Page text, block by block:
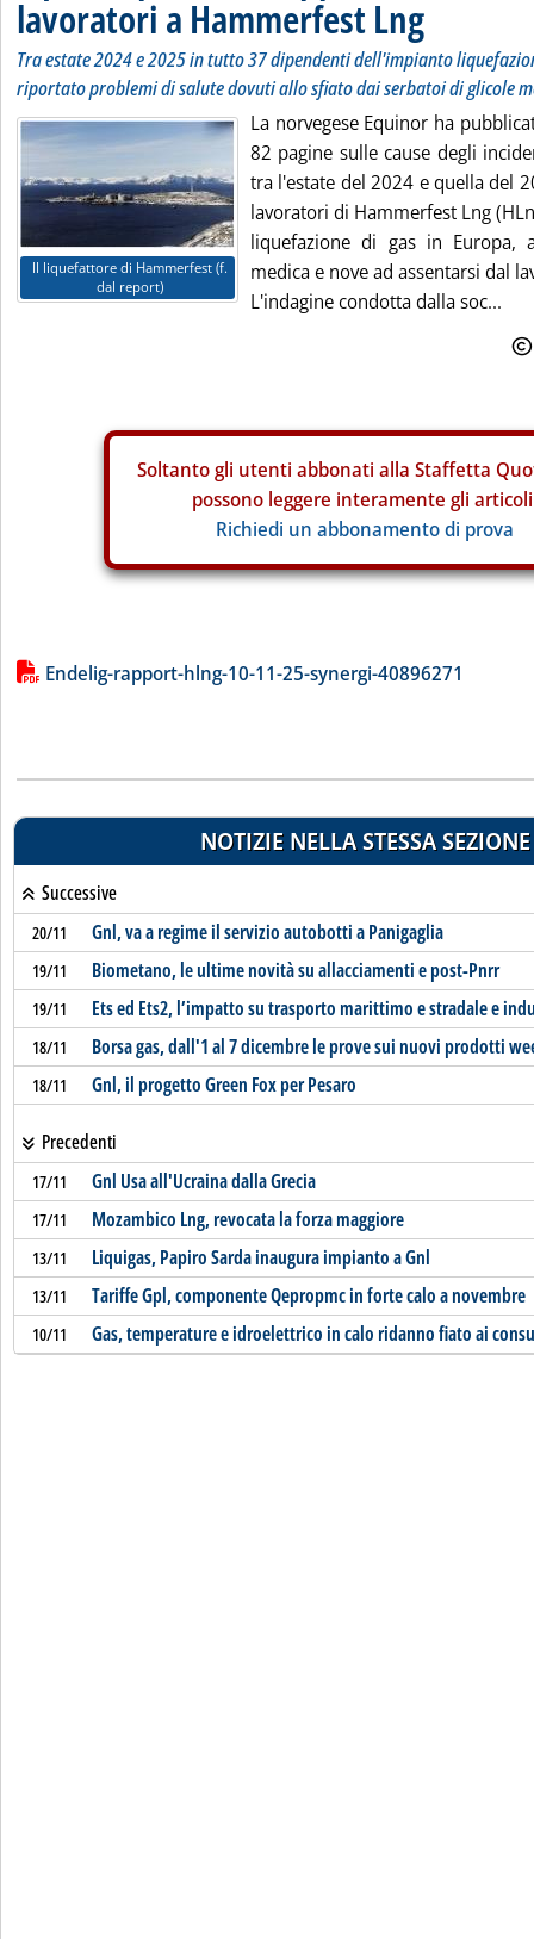
lavoratori a Hammerfest Lng
Tra estate 2024 e 2025 in tutto 37 dipendenti dell'impianto
riportato problemi di salute dovuti allo sfiato dai serbatoi di glicole
Il liquefattore di Hammerfest (f.
dal report)
La norvegese Equinor ha
82 pagine sulle cause degli
tra l'estate del 2024 e quella del
lavoratori di Hammerfest Lng
liquefazione di gas in Europa,
medica e nove ad assentarsi dal
L'indagine condotta dalla soc...
Soltanto gli utenti abbonati alla Staffetta
possono leggere interamente gli
Richiedi un abbonamento di prova
Lista allegati PDF alla notizia
Endelig-rapport-hlng-10-11-25-synergi-40896271
NOTIZIE NELLA STESSA SEZIONE
Successive
20/11 Gnl, va a regime il servizio autobotti a Panigaglia
19/11 Biometano, le ultime novità su allacciamenti e post-Pnrr
19/11 Ets ed Ets2, l’impatto su trasporto marittimo e stradale e
18/11 Borsa gas, dall'1 al 7 dicembre le prove sui nuovi prodotti
18/11 Gnl, il progetto Green Fox per Pesaro
Precedenti
17/11 Gnl Usa all'Ucraina dalla Grecia
17/11 Mozambico Lng, revocata la forza maggiore
13/11 Liquigas, Papiro Sarda inaugura impianto a Gnl
13/11 Tariffe Gpl, componente Qepropmc in forte calo a novembre
10/11 Gas, temperature e idroelettrico in calo ridanno fiato ai